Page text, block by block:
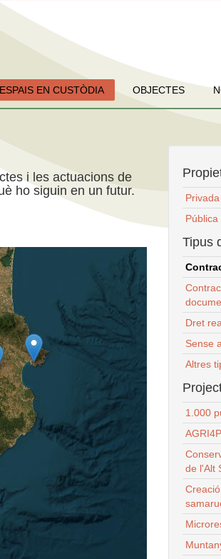
ESPAIS EN CUSTÒDIA OBJECTES
i les actuacions de
ho siguin en un futur.
Privada
Pública
Tipus
Dret
Sense
Altres
1.000
de l'Alt